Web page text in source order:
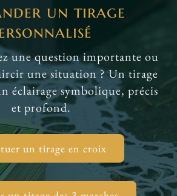
un tirage
une question importante ou
une situation ? Un tirage
éclairage symbolique, précis
et profond.
un tirage en croix